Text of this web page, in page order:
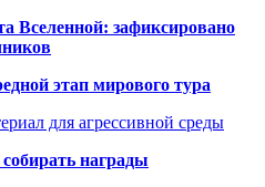
Вселенной: зафиксировано
этап мирового тура
для агрессивной среды
награды